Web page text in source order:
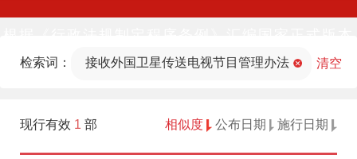
法部官网)同步公布
检索词： 接收外国卫星传送电视节目管理办法 清空
现行有效 1 部 相似度 公布日期 施行日期